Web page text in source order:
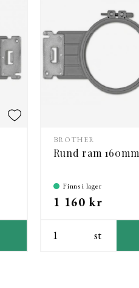
BROTHER
Rund ram 160mm
Finns i lager
1 160 kr
st